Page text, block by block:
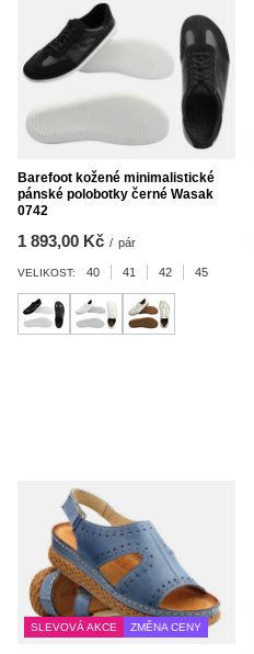
Barefoot kožené minimalistické
pánské polobotky černé Wasak
0742
1 893,00 Kč / pár
VELIKOST: 40 41 42 45
SLEVOVÁ AKCE ZMĚNA CENY